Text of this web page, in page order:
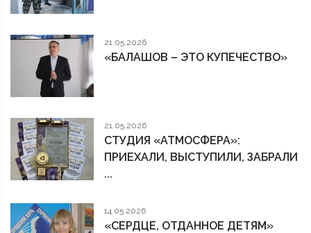
21.05.2026
«БАЛАШОВ – ЭТО КУПЕЧЕСТВО»
21.05.2026
СТУДИЯ «АТМОСФЕРА»:
ПРИЕХАЛИ, ВЫСТУПИЛИ, ЗАБРАЛИ
...
14.05.2026
«СЕРДЦЕ, ОТДАННОЕ ДЕТЯМ»